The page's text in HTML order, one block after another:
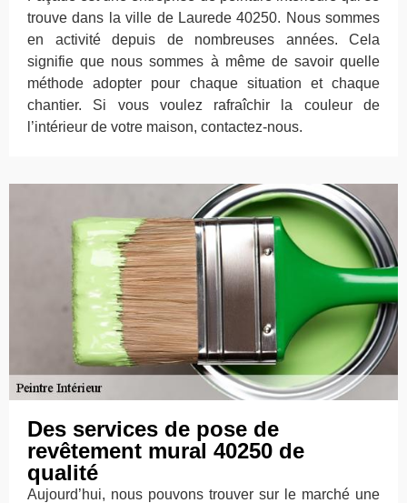
trouve dans la ville de Laurede 40250. Nous sommes
en activité depuis de nombreuses années. Cela
signifie que nous sommes à même de savoir quelle
méthode adopter pour chaque situation et chaque
chantier. Si vous voulez rafraîchir la couleur de
l’intérieur de votre maison, contactez-nous.
Des services de pose de
revêtement mural 40250 de
qualité
Aujourd’hui, nous pouvons trouver sur le marché une